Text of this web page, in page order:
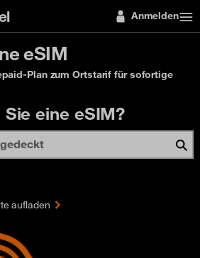
Anmelden
eSIM
Plan zum Ortstarif für sofortige
eine eSIM?
aufladen